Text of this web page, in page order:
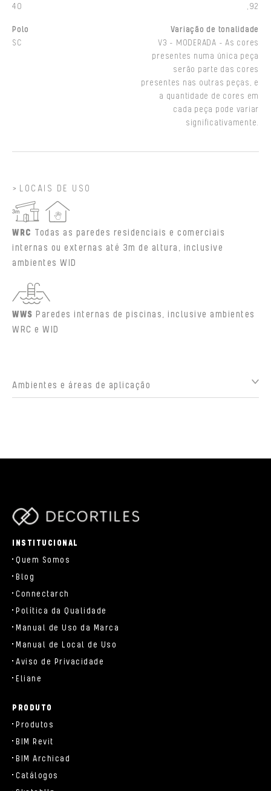
40 ,92
Polo
SC
Variação de tonalidade
V3 - MODERADA - As cores
presentes numa única peça
serão parte das cores
presentes nas outras peças, e
a quantidade de cores em
cada peça pode variar
significativamente.
LOCAIS DE USO
WRC Todas as paredes residenciais e comerciais
internas ou externas até 3m de altura, inclusive
ambientes WID
WWS Paredes internas de piscinas, inclusive ambientes
WRC e WID
Ambientes e áreas de aplicação
INSTITUCIONAL
Quem Somos
Blog
Connectarch
Política da Qualidade
Manual de Uso da Marca
Manual de Local de Uso
Aviso de Privacidade
Eliane
PRODUTO
Produtos
BIM Revit
BIM Archicad
Catálogos